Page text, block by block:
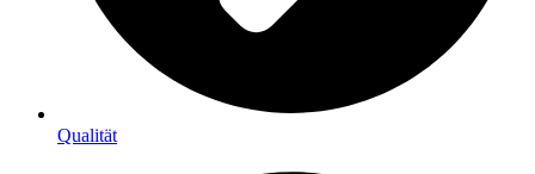
Qualität